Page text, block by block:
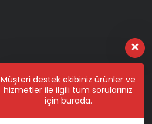
Müşteri destek ekibiniz ürünler ve
hizmetler ile ilgili tüm sorularınız
için burada.